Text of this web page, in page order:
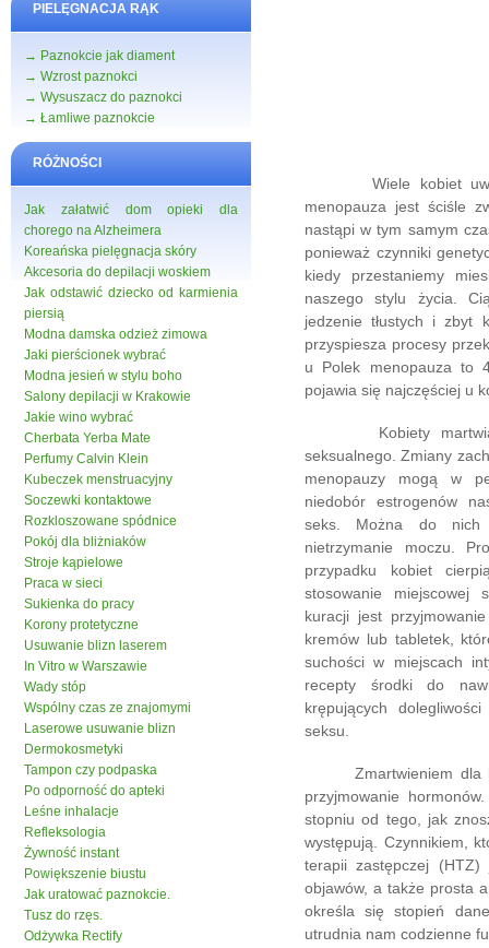
PIELĘGNACJA RĄK
→ Paznokcie jak diament
→ Wzrost paznokci
→ Wysuszacz do paznokci
→ Łamliwe paznokcie
RÓŻNOŚCI
Jak załatwić dom opieki dla
chorego na Alzheimera
Koreańska pielęgnacja skóry
Akcesoria do depilacji woskiem
Jak odstawić dziecko od karmienia
piersią
Modna damska odzież zimowa
Jaki pierścionek wybrać
Modna jesień w stylu boho
Salony depilacji w Krakowie
Jakie wino wybrać
Cherbata Yerba Mate
Perfumy Calvin Klein
Kubeczek menstruacyjny
Soczewki kontaktowe
Rozkloszowane spódnice
Pokój dla bliżniaków
Stroje kąpielowe
Praca w sieci
Sukienka do pracy
Korony protetyczne
Usuwanie blizn laserem
In Vitro w Warszawie
Wady stóp
Wspólny czas ze znajomymi
Laserowe usuwanie blizn
Dermokosmetyki
Tampon czy podpaska
Po odporność do apteki
Leśne inhalacje
Refleksologia
Żywność instant
Powiększenie biustu
Jak uratować paznokcie.
Tusz do rzęs.
Odżywka Rectify
Wiele kobiet
menopauza jest ściśle
nastąpi w tym samym
ponieważ czynniki
kiedy przestaniemy
naszego stylu życia.
jedzenie tłustych i zbyt
przyspiesza procesy
u Polek menopauza to
pojawia się najczęściej u
Kobiety martwią
seksualnego. Zmiany
menopauzy mogą w
niedobór estrogenów
seks. Można do nich
nietrzymanie moczu.
przypadku kobiet
stosowanie miejscowej
kuracji jest
kremów lub tabletek,
suchości w miejscach
recepty środki do
krępujących
seksu.
Zmartwieniem dla
przyjmowanie
stopniu od tego, jak
występują. Czynnikiem,
terapii zastępczej
objawów, a także prosta
określa się stopień
utrudnia nam codzienne